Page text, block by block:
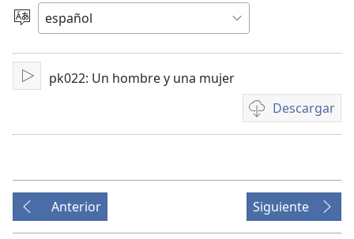
video
Elegir
idioma
Reproducir
pk022: Un hombre y una mujer
Descargar
Opciones
de
video
Anterior Siguiente